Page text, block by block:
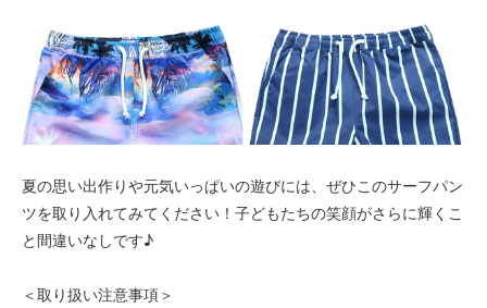
B柄〈color__S-12__〉
△ 残り僅か
C柄〈color__S-13__〉
○ 在庫有り
E柄〈color__S-15__〉
夏の思い出作りや元気いっぱいの遊びには、ぜひこのサーフパン
ツを取り入れてみてください！子どもたちの笑顔がさらに輝くこ
と間違いなしです♪
＜取り扱い注意事項＞